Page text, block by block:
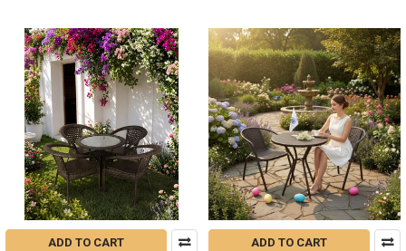
ADD TO CART ADD TO CART